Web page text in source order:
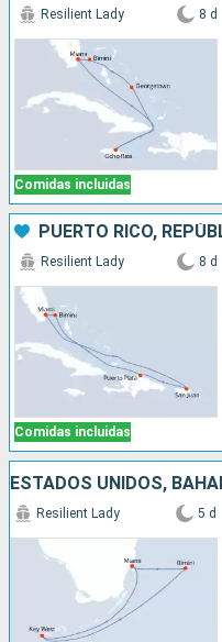
Comidas incluidas
Resilient Lady 8 d
Comidas incluidas
Resilient Lady 8 d
ESTADOS UNIDOS,
Resilient Lady 5 d